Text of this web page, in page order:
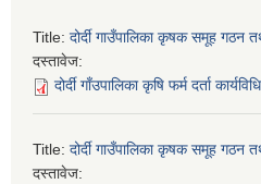
Title: दोर्दी गाउँपालिका कृषक समूह गठन
दस्तावेज:
दोर्दी गाँउपालिका कृषि फर्म दर्ता
Title: दोर्दी गाउँपालिका कृषक समूह गठन
दस्तावेज: